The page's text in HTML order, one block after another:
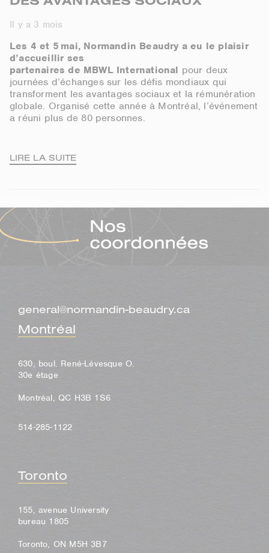
Il y a 3 mois
Les 4 et 5 mai, Normandin Beaudry a eu le plaisir
d’accueillir ses
partenaires de MBWLInternational pour deux
journées d’échanges sur les défis mondiaux qui
transforment les avantages sociaux et la rémunération
globale. Organisé cette année à Montréal, l’événement
a réuni plus de 80 personnes.
LIRE LA SUITE
general@normandin-beaudry.ca
Montréal
630, boul. René-Lévesque O.
30e étage
Montréal, QC H3B 1S6
514-285-1122
Toronto
155, avenue University
bureau 1805
Toronto, ON M5H 3B7